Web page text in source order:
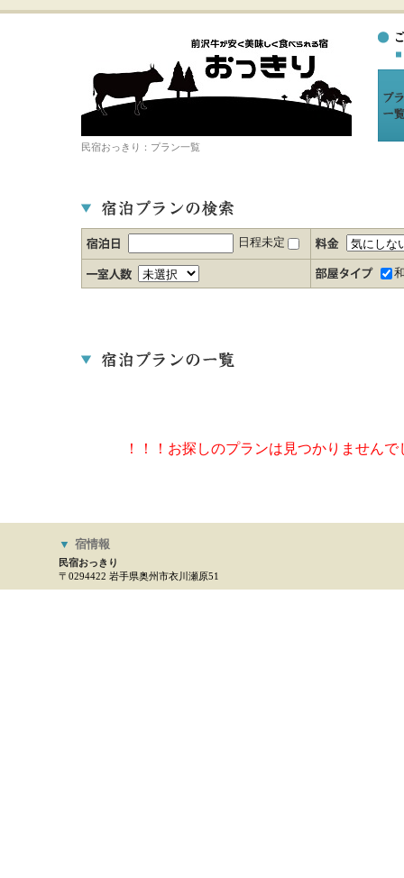
民宿おっきり：プラン一覧
日程未定
！！！お探しのプランは見つかりません
▼ 宿情報
民宿おっきり
〒0294422 岩手県奥州市衣川瀬原51